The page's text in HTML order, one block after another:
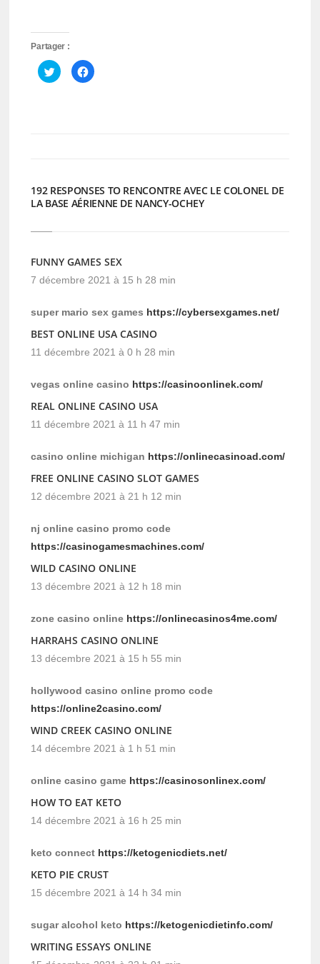
Partager :
Cliquez
pour
partager
Cliquez
pour
192 RESPONSES TO RENCONTRE AVEC LE COLONEL DE
LA BASE AÉRIENNE DE NANCY-OCHEY
FUNNY GAMES SEX
7 décembre 2021 à 15 h 28 min
super mario sex games https://cybersexgames.net/
BEST ONLINE USA CASINO
11 décembre 2021 à 0 h 28 min
vegas online casino https://casinoonlinek.com/
REAL ONLINE CASINO USA
11 décembre 2021 à 11 h 47 min
casino online michigan https://onlinecasinoad.com/
FREE ONLINE CASINO SLOT GAMES
12 décembre 2021 à 21 h 12 min
nj online casino promo code
https://casinogamesmachines.com/
WILD CASINO ONLINE
13 décembre 2021 à 12 h 18 min
zone casino online https://onlinecasinos4me.com/
HARRAHS CASINO ONLINE
13 décembre 2021 à 15 h 55 min
hollywood casino online promo code
https://online2casino.com/
WIND CREEK CASINO ONLINE
14 décembre 2021 à 1 h 51 min
online casino game https://casinosonlinex.com/
HOW TO EAT KETO
14 décembre 2021 à 16 h 25 min
keto connect https://ketogenicdiets.net/
KETO PIE CRUST
15 décembre 2021 à 14 h 34 min
sugar alcohol keto https://ketogenicdietinfo.com/
WRITING ESSAYS ONLINE